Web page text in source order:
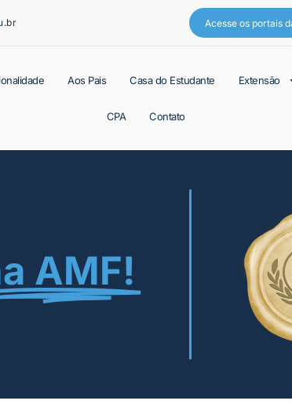
Acesse os portais
Aos Pais Casa do Estudante Extensão
CPA Contato
AMF!